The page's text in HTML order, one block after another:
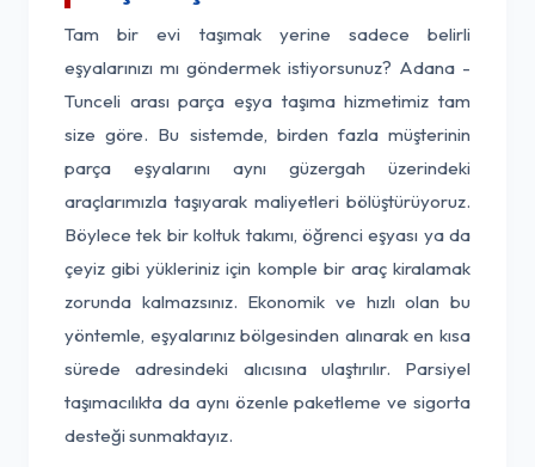
Tam bir evi taşımak yerine sadece belirli
eşyalarınızı mı göndermek istiyorsunuz? Adana -
Tunceli arası parça eşya taşıma hizmetimiz tam
size göre. Bu sistemde, birden fazla müşterinin
parça eşyalarını aynı güzergah üzerindeki
araçlarımızla taşıyarak maliyetleri bölüştürüyoruz.
Böylece tek bir koltuk takımı, öğrenci eşyası ya da
çeyiz gibi yükleriniz için komple bir araç kiralamak
zorunda kalmazsınız. Ekonomik ve hızlı olan bu
yöntemle, eşyalarınız bölgesinden alınarak en kısa
sürede adresindeki alıcısına ulaştırılır. Parsiyel
taşımacılıkta da aynı özenle paketleme ve sigorta
desteği sunmaktayız.